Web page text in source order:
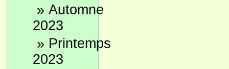
» Automne
2023
» Printemps
2023